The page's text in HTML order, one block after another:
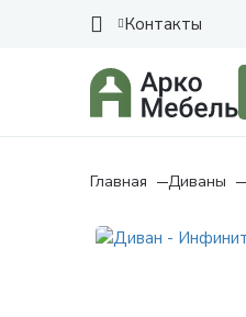
Контакты
Главная Диваны